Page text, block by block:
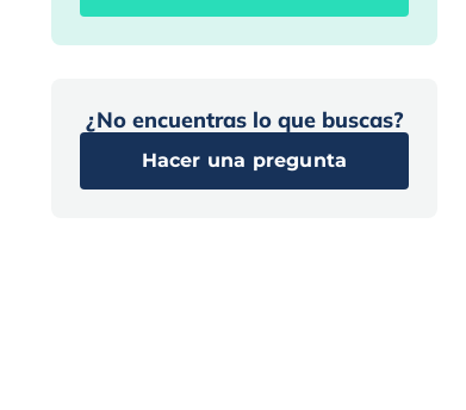
¿No encuentras lo que buscas?
Hacer una pregunta